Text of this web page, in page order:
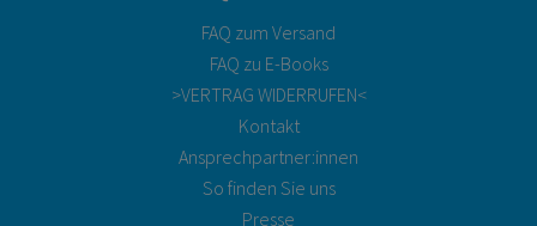
FAQ zum Versand
FAQ zu E-Books
>VERTRAG WIDERRUFEN<
Kontakt
Ansprechpartner:innen
So finden Sie uns
Presse